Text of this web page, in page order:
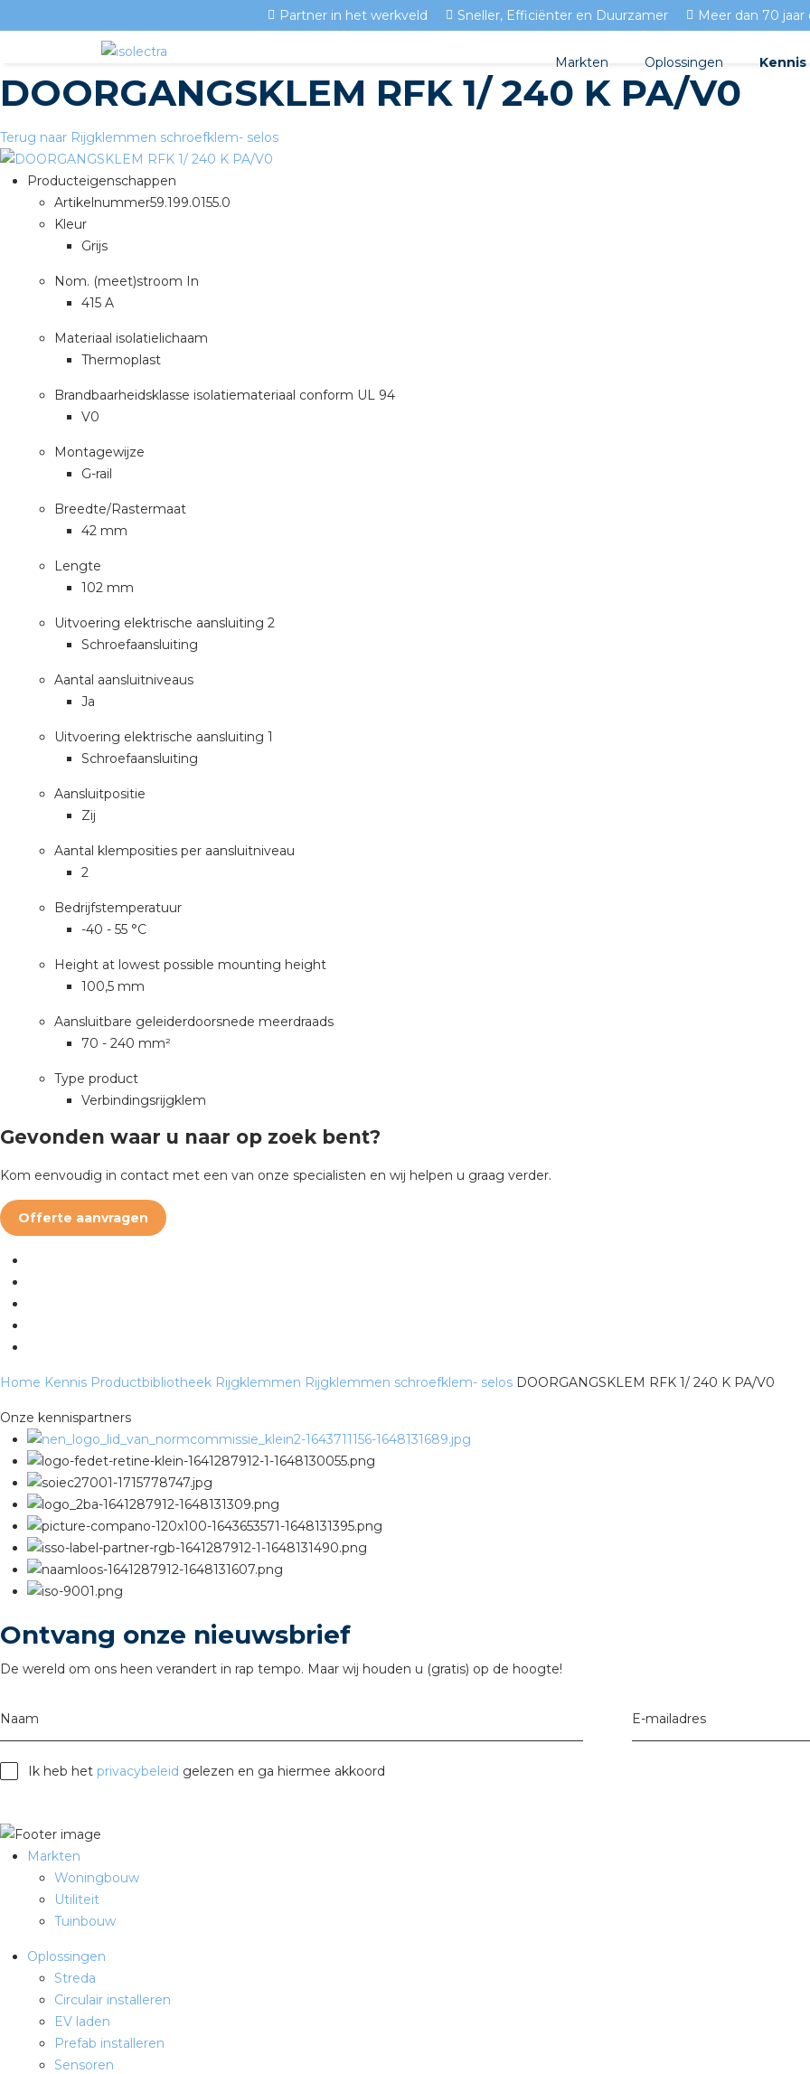
DOORGANGSKLEM RFK 1/ 240 K PA/V0
Terug naar Rijgklemmen schroefklem- selos
Producteigenschappen
Artikelnummer59.199.0155.0
Kleur
Grijs
Nom. (meet)stroom In
415 A
Materiaal isolatielichaam
Thermoplast
Brandbaarheidsklasse isolatiemateriaal conform UL 94
V0
Montagewijze
G-rail
Breedte/Rastermaat
42 mm
Lengte
102 mm
Uitvoering elektrische aansluiting 2
Schroefaansluiting
Aantal aansluitniveaus
Ja
Uitvoering elektrische aansluiting 1
Schroefaansluiting
Aansluitpositie
Zij
Aantal klemposities per aansluitniveau
2
Bedrijfstemperatuur
-40 - 55 °C
Height at lowest possible mounting height
100,5 mm
Aansluitbare geleiderdoorsnede meerdraads
70 - 240 mm²
Type product
Verbindingsrijgklem
Gevonden waar u naar op zoek bent?
Kom eenvoudig in contact met een van onze specialisten en wij helpen u graag verder.
Offerte aanvragen
Home Kennis Productbibliotheek Rijgklemmen Rijgklemmen schroefklem- selos DOORGANGSKLEM RFK 1/ 240 K PA/V0
Onze kennispartners
Ontvang onze nieuwsbrief
De wereld om ons heen verandert in rap tempo. Maar wij houden u (gratis) op de hoogte!
Naam E-mailadres
Ik heb het privacybeleid gelezen en ga hiermee akkoord
Partner in het werkveld Sneller, Efficiënter en Duurzamer Meer dan 70 jaar
Markten Oplossingen
Streda
Kennis
Markten
Woningbouw
Utiliteit
Tuinbouw
Oplossingen
Streda
Circulair installeren
EV laden
Prefab installeren
Sensoren